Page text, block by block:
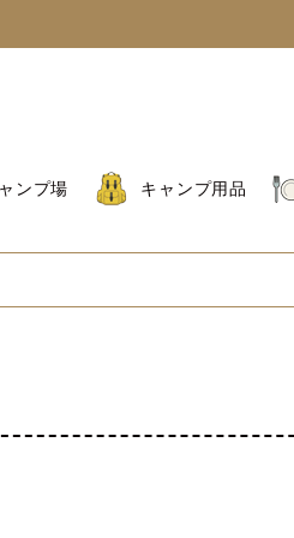
ンプ場 キャンプ用品